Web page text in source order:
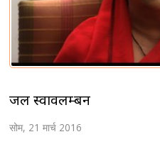
जल स्वावलम्बन
सोम, 21 मार्च 2016